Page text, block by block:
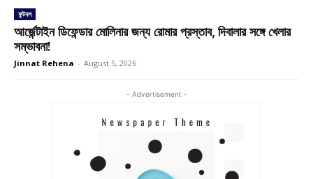
ফুটবল
আর্জেন্টাইন ডিফেন্ডার মোলিনার জন্য রোমার প্রস্তাব, দিবালার সঙ্গে খেলার
সম্ভাবনা!
Jinnat Rehena - August 5, 2026
- Advertisement -